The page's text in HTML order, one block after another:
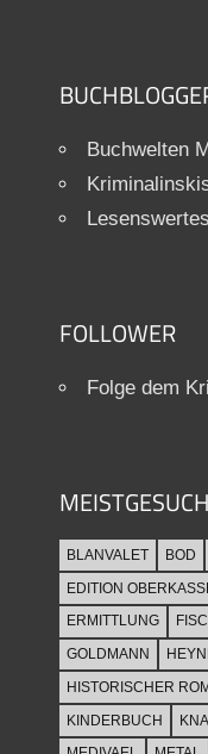
Buchwelten
FOLLOWER
Folge dem
BLANVALET BOD
EDITION
ERMITTLUNG
GOLDMANN
HISTORISCHER
KINDERBUCH